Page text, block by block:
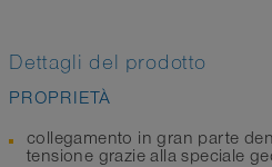
Dettagli del prodotto
PROPRIETÀ
collegamento in gran parte
tensione grazie alla speciale